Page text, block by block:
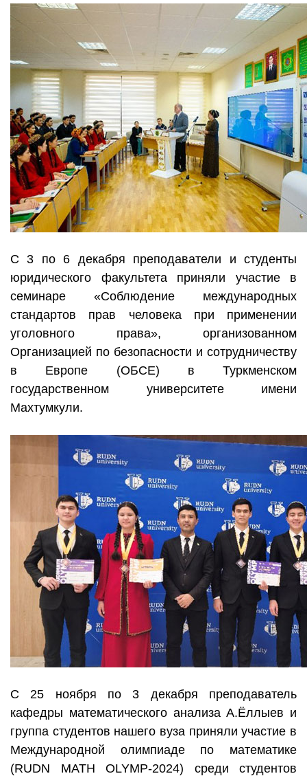
С 3 по 6 декабря преподаватели и студенты
юридического факультета приняли участие в
семинаре «Соблюдение международных
стандартов прав человека при применении
уголовного права», организованном
Организацией по безопасности и сотрудничеству
в Европе (ОБСЕ) в Туркменском
государственном университете имени
Махтумкули.
С 25 ноября по 3 декабря преподаватель
кафедры математического анализа А.Ёллыев и
группа студентов нашего вуза приняли участие в
Международной олимпиаде по математике
(RUDN MATH OLYMP-2024) среди студентов